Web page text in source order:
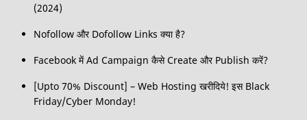
(2024)
Nofollow और Dofollow Links क्या है?
Facebook में Ad Campaign कैसे Create और Publish करें?
[Upto 70% Discount] – Web Hosting खरीदिये! इस Black
Friday/Cyber Monday!